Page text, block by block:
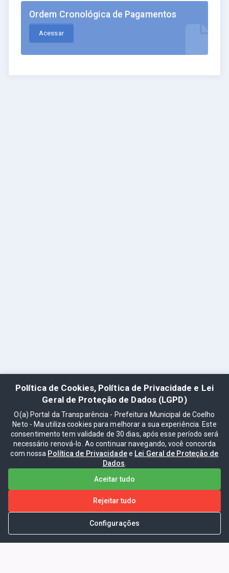
Ordem Cronológica de Pagamentos
Acessar
Política de Cookies, Política de Privacidade e Lei
Geral de Proteção de Dados (LGPD)
O(a) Portal da Transparência - Prefeitura Municipal de Coelho
Neto - Ma utiliza cookies para melhorar a sua experiência. Este
consentimento tem validade de 30 dias, após esse período será
necessário renová-lo. Ao continuar navegando, você concorda
com nossa Política de Privacidadee Lei Geral de Proteção de
Dados
Aceitar tudo
Rejeitar tudo
Configurações